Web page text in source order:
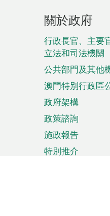
頁
腳
菜
單
關於政府
行政長官、主要
立法和司法機關
公共部門及其他
澳門特別行政區
政府架構
政策諮詢
施政報告
特別推介